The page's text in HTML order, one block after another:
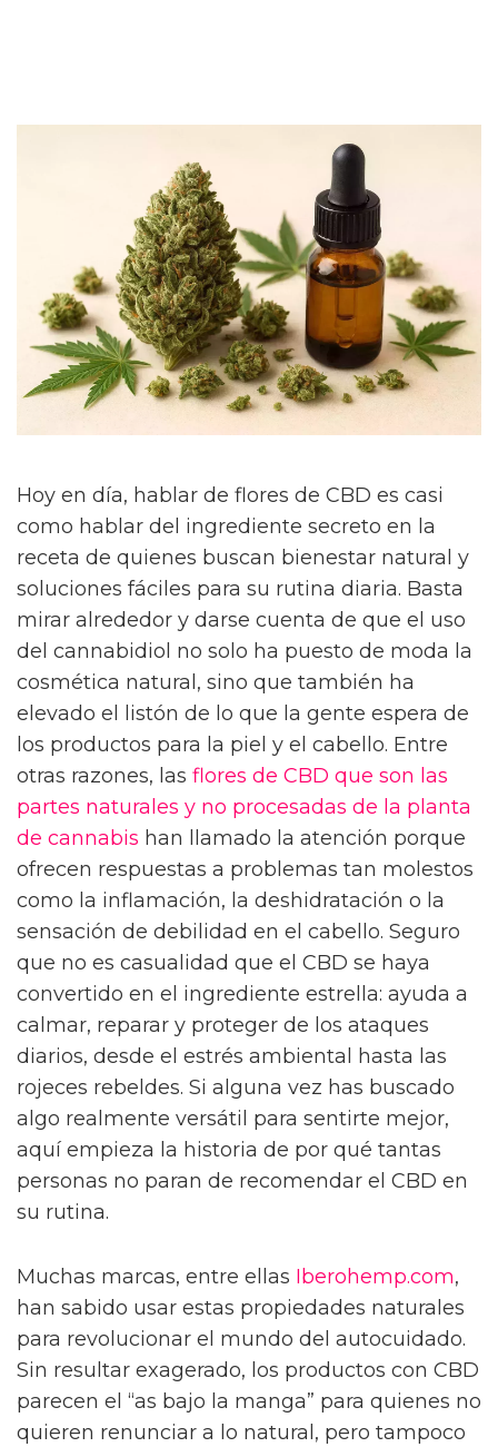
Hoy en día, hablar de flores de CBD es casi
como hablar del ingrediente secreto en la
receta de quienes buscan bienestar natural y
soluciones fáciles para su rutina diaria. Basta
mirar alrededor y darse cuenta de que el uso
del cannabidiol no solo ha puesto de moda la
cosmética natural, sino que también ha
elevado el listón de lo que la gente espera de
los productos para la piel y el cabello. Entre
otras razones, las flores de CBD que son las
partes naturales y no procesadas de la planta
de cannabis han llamado la atención porque
ofrecen respuestas a problemas tan molestos
como la inflamación, la deshidratación o la
sensación de debilidad en el cabello. Seguro
que no es casualidad que el CBD se haya
convertido en el ingrediente estrella: ayuda a
calmar, reparar y proteger de los ataques
diarios, desde el estrés ambiental hasta las
rojeces rebeldes. Si alguna vez has buscado
algo realmente versátil para sentirte mejor,
aquí empieza la historia de por qué tantas
personas no paran de recomendar el CBD en
su rutina.
Muchas marcas, entre ellas Iberohemp.com,
han sabido usar estas propiedades naturales
para revolucionar el mundo del autocuidado.
Sin resultar exagerado, los productos con CBD
parecen el “as bajo la manga” para quienes no
quieren renunciar a lo natural, pero tampoco